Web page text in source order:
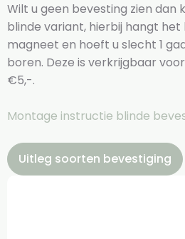
Wilt u geen bevesting zien dan
blinde variant, hierbij hangt
magneet en hoeft u slecht 1
boren. Deze is verkrijgbaar
€5,-.
Montage instructie blinde
Uitleg soorten bevestiging